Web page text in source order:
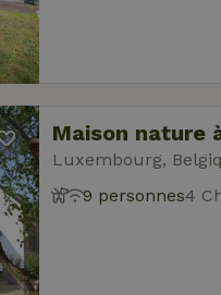
Maison nature
Luxembourg,
9 personnes4